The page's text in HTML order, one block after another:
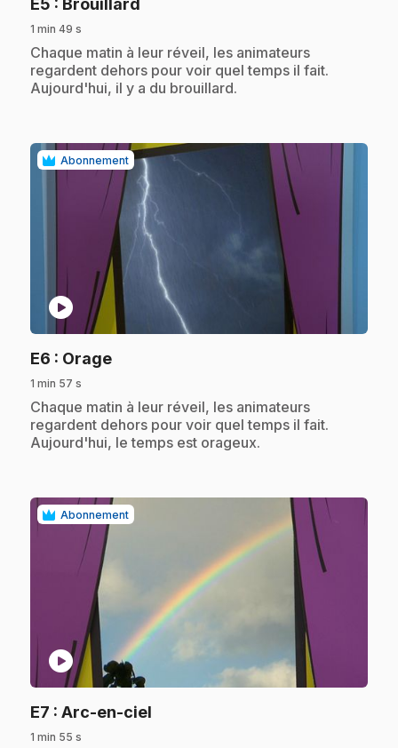
E5 : Brouillard
1 min 49 s
.Chaque matin à leur réveil, les animateurs
regardent dehors pour voir quel temps il fait.
Aujourd'hui, il y a du brouillard.
Abonnement
play_circle
E6 : Orage.
1 min 57 s
.Chaque matin à leur réveil, les animateurs
regardent dehors pour voir quel temps il fait.
Aujourd'hui, le temps est orageux.
Abonnement
play_circle
E7 : Arc-en-ciel
1 min 55 s